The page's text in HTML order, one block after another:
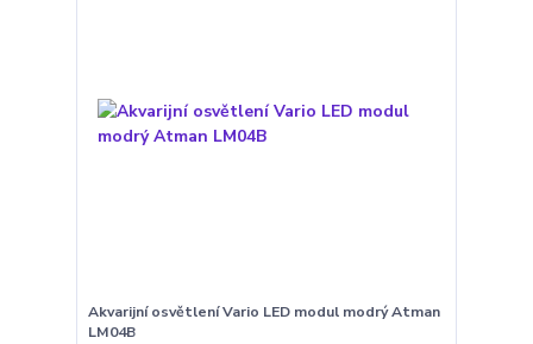
Akvarijní osvětlení Vario LED modul modrý Atman
LM04B